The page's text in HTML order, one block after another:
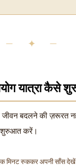
— ✦ —
यात्रा कैसे
जीवन बदलने की ज़रूरत
शुरुआत करें।
मिनट रुककर अपनी साँस